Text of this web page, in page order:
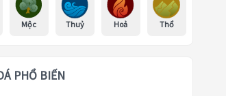
Mộc Thuỷ Hoả Thổ
PHỔ BIẾN